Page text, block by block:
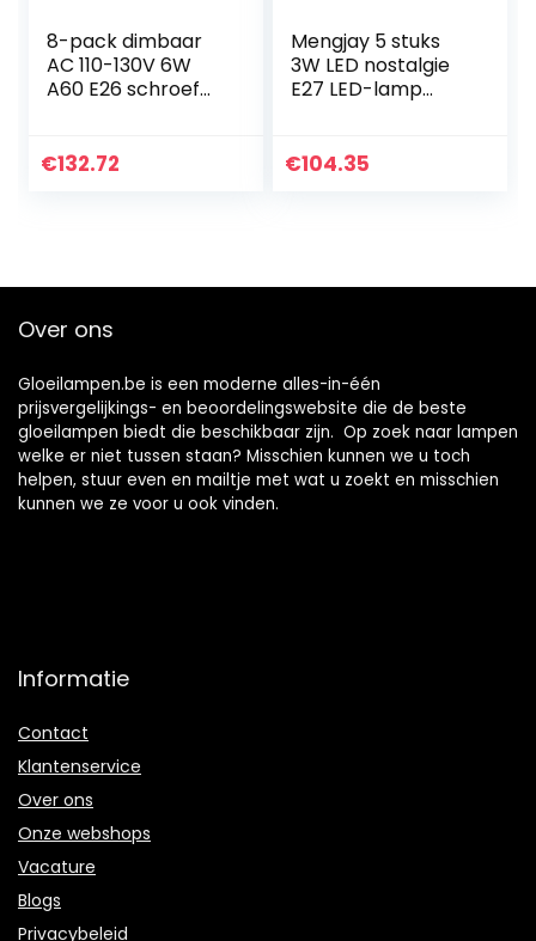
8-pack dimbaar
AC 110-130V 6W
A60 E26 schroef
gloeilampen
€132.72
Mengjay 5 stuks
3W LED nostalgie
E27 LED-lamp
wit A19 gloeilamp
€104.35
Over ons
Gloeilampen.be is een moderne alles-in-één
prijsvergelijkings- en beoordelingswebsite die de beste
gloeilampen biedt die beschikbaar zijn. Op zoek naar lampen
welke er niet tussen staan? Misschien kunnen we u toch
helpen, stuur even en mailtje met wat u zoekt en misschien
kunnen we ze voor u ook vinden.
Informatie
Contact
Klantenservice
Over ons
Onze webshops
Vacature
Blogs
Privacybeleid